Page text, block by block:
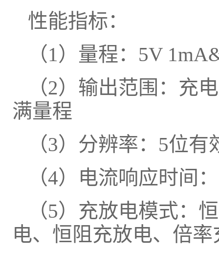
性能指标：
（1）量程：5V
（2）输出范围：充
满量程
（3）分辨率：5位
（4）电流响应时间
（5）充放电模式：
电、恒阻充放电、倍率